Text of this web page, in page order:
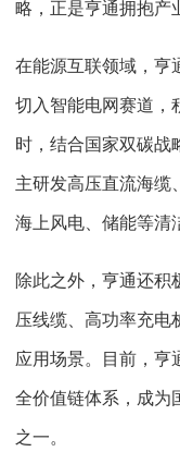
略，正是亨通拥抱产
在能源互联领域，亨
切入智能电网赛道，
时，结合国家双碳战
主研发高压直流海缆
海上风电、储能等清
除此之外，亨通还积
压线缆、高功率充电
应用场景。目前，亨
全价值链体系，成为
之一。